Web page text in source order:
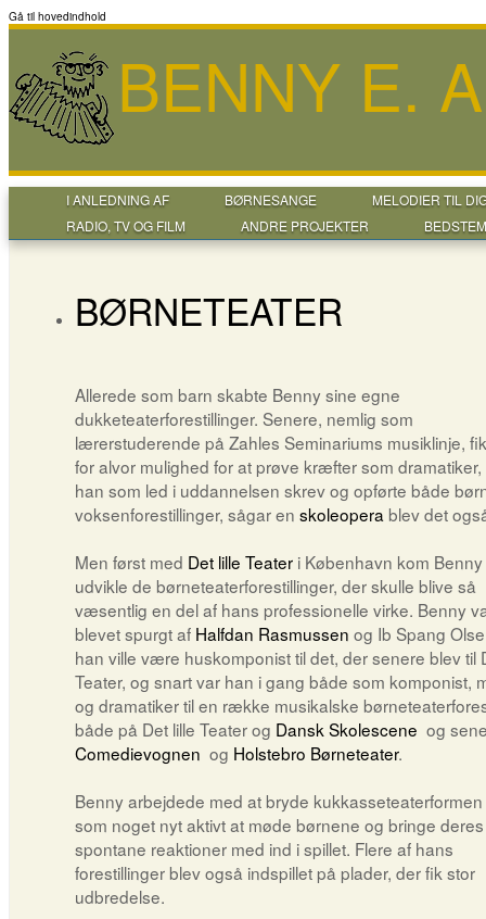
Gå til hovedindhold
BENNY E.
I ANLEDNING AF BØRNESANGE
MELODIER TIL
RADIO, TV OG FILM
ANDRE PROJEKTER
BØRNETEATER
Allerede som barn skabte Benny sine egne
dukketeaterforestillinger. Senere, nemlig som
lærerstuderende på Zahles Seminariums musiklinje,
for alvor mulighed for at prøve kræfter som dramatiker,
han som led i uddannelsen skrev og opførte både
voksenforestillinger, sågar en skoleopera blev det
Men først med Det lille Teater i København kom Benny
udvikle de børneteaterforestillinger, der skulle blive så
væsentlig en del af hans professionelle virke. Benny
blevet spurgt af Halfdan Rasmussen og Ib Spang
han ville være huskomponist til det, der senere blev til
Teater, og snart var han i gang både som komponist,
og dramatiker til en række musikalske
både på Det lille Teater og Dansk Skolescene og
Comedievognen og Holstebro Børneteater.
Benny arbejdede med at bryde
som noget nyt aktivt at møde børnene og bringe deres
spontane reaktioner med ind i spillet. Flere af hans
forestillinger blev også indspillet på plader, der fik stor
udbredelse.